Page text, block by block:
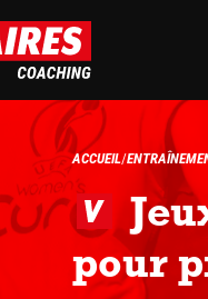
ACCUEIL
pour